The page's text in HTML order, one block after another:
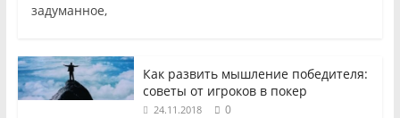
задуманное,
Как развить мышление победителя:
советы от игроков в покер
24.11.2018 0